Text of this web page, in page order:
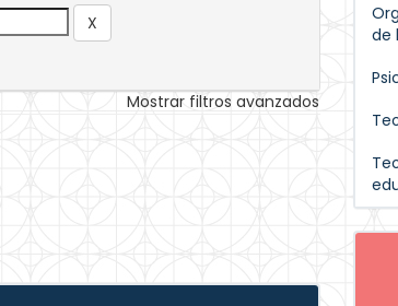
Mostrar filtros avanzados
de